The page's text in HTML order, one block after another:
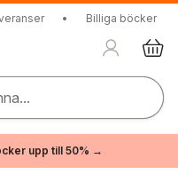
• Billiga böcker
upp till 50% →